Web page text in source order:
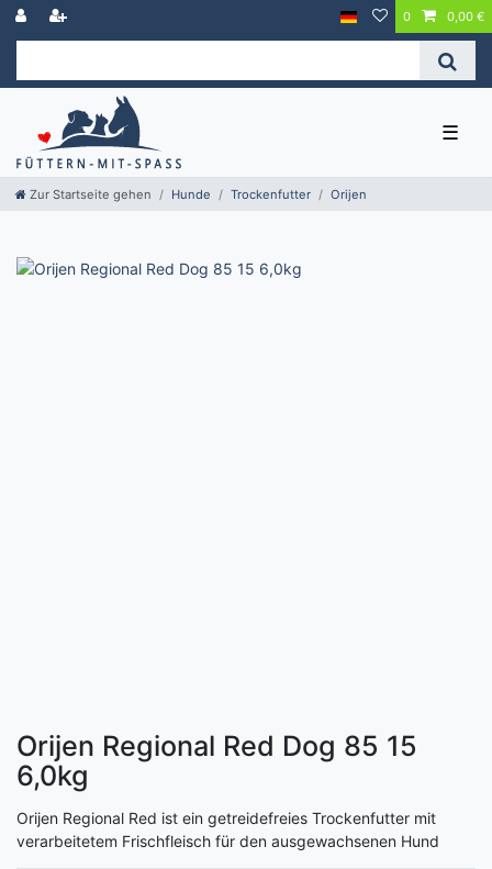
0 0,00 €
☰
Zur Startseite gehen Hunde Trockenfutter Orijen
Orijen Regional Red Dog 85 15
6,0kg
Orijen Regional Red ist ein getreidefreies Trockenfutter mit
verarbeitetem Frischfleisch für den ausgewachsenen Hund